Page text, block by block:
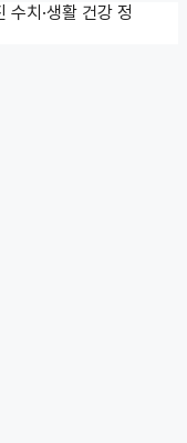
치·생활 건강 정